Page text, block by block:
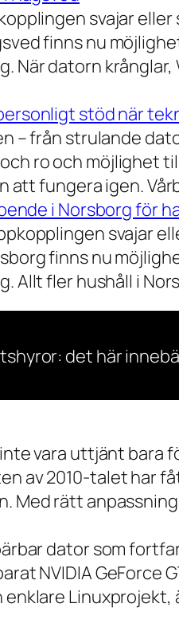
svajar
finns nu
När datorn
stöd när
– från strulande
ro och möjlighet
att fungera igen.
i Norsborg för
svajar
finns nu
Allt fler hushåll i
det här
vara uttjänt bara
av 2010-talet har
Med rätt
dator som
NVIDIA GeForce
Linuxprojekt,